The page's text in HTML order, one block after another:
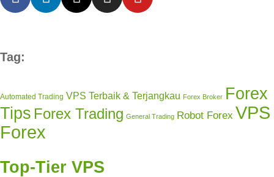
Tag:
Automated Trading VPS Terbaik & Terjangkau Forex Broker Forex
Tips Forex Trading General Trading Robot Forex VPS
Forex
Top-Tier VPS